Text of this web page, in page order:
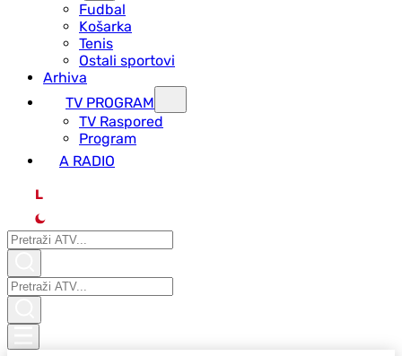
Fudbal
Košarka
Tenis
Ostali sportovi
Arhiva
TV PROGRAM
ТV Raspored
Program
A RADIO
L